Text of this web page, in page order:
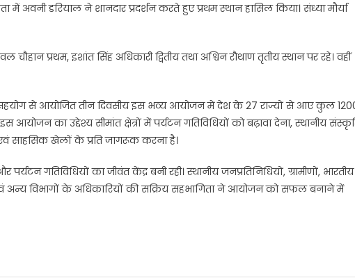
में अवनी डरियाल ने शानदार प्रदर्शन करते हुए प्रथम स्थान हासिल किया। संध्या मौर्या
चौहान प्रथम, इशांत सिंह अधिकारी द्वितीय तथा अश्विन रौथाण तृतीय स्थान पर रहे। वहीं
के सहयोग से आयोजित तीन दिवसीय इस भव्य आयोजन में देश के 27 राज्यों से आए कुल
आयोजन का उद्देश्य सीमांत क्षेत्रों में पर्यटन गतिविधियों को बढ़ावा देना, स्थानीय
साहसिक खेलों के प्रति जागरूक करना है।
गतिविधियों का जीवंत केंद्र बनी रही। स्थानीय जनप्रतिनिधियों, ग्रामीणों, भारतीय
एवं अन्य विभागों के अधिकारियों की सक्रिय सहभागिता ने आयोजन को सफल बनाने में